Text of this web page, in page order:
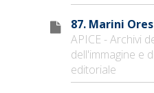
87. Marini
APICE - Archivi
dell'immagine e
editoriale